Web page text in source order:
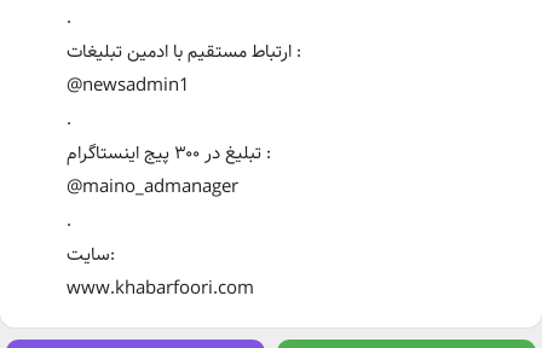
.
ارتباط مستقیم با ادمین تبلیغات :
@newsadmin1
.
تبلیغ در ۳۰۰ پیج اینستاگرام :
@maino_admanager
.
سایت:
www.khabarfoori.com